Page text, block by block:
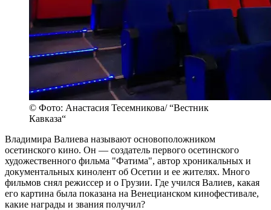
© Фото: Анастасия Тесемникова/ “Вестник
Кавказа“
Владимира Валиева называют основоположником
осетинского кино. Он — создатель первого осетинского
художественного фильма "Фатима", автор хроникальных и
документальных кинолент об Осетии и ее жителях. Много
фильмов снял режиссер и о Грузии. Где учился Валиев, какая
его картина была показана на Венецианском кинофестивале,
какие награды и звания получил?